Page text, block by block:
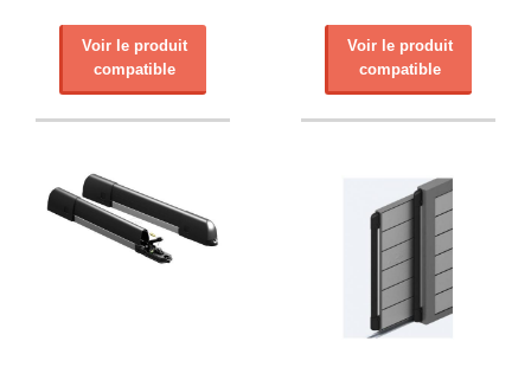
Voir le produit
compatible
Voir le produit
compatible